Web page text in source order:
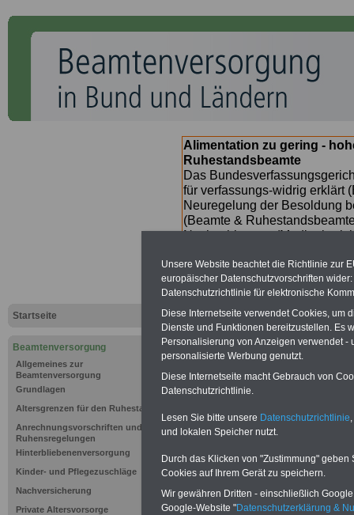
Startseite
Beamtenversorgung
Allgemeines zur
Beamtenversorgung
Grundlagen
Altersgrenzen für den Ruhestand
Anrechnungsvorschriften und
Ruhensregelungen
Hinterbliebenenversorgung
Kinder- und Pflegezuschläge
Nachversicherung
Private Altersvorsorge
Alimentation zu gering -
Ruhestandsbeamte
Das
für verfassungs-widrig erklärt
Neuregelung der Besoldung
(Beamte &
Nachzahlungen
SERVICE gibt hierzu im II.
(unmittelbar nach Beschluss
Bundesregierung >>>
zur
Ratgeber für 7,50 Euro
Unsere Website beachtet die Richtlinie zur
europäischer Datenschutzvorschriften
Datenschutzrichtlinie für elektronische
Diese Internetseite verwendet Cookies, um
Dienste und Funktionen bereitzustellen. Es
Personalisierung von Anzeigen verwendet
personalisierte Werbung genutzt.
Diese Internetseite macht Gebrauch von
Datenschutzrichtlinie.
Lesen Sie bitte unsere Datenschutzrichtlinie
und lokalen Speicher nutzt.
Durch das Klicken von "Zustimmung"
Cookies auf Ihrem Gerät zu speichern.
Wir gewähren Dritten - einschließlich
Google-Website "Datenschutzerklärung &